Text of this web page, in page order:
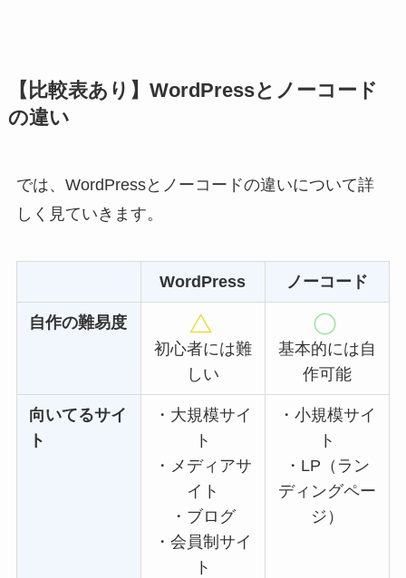
【比較表あり】WordPressとノーコード
の違い
では、WordPressとノーコードの違いについて詳
しく見ていきます。
WordPress ノーコード
自作の難易度
初心者には難
しい
基本的には自
作可能
向いてるサイ
ト
・大規模サイ
ト
・メディアサ
イト
・ブログ
・会員制サイ
ト
・小規模サイ
ト
・LP（ラン
ディングペー
ジ）